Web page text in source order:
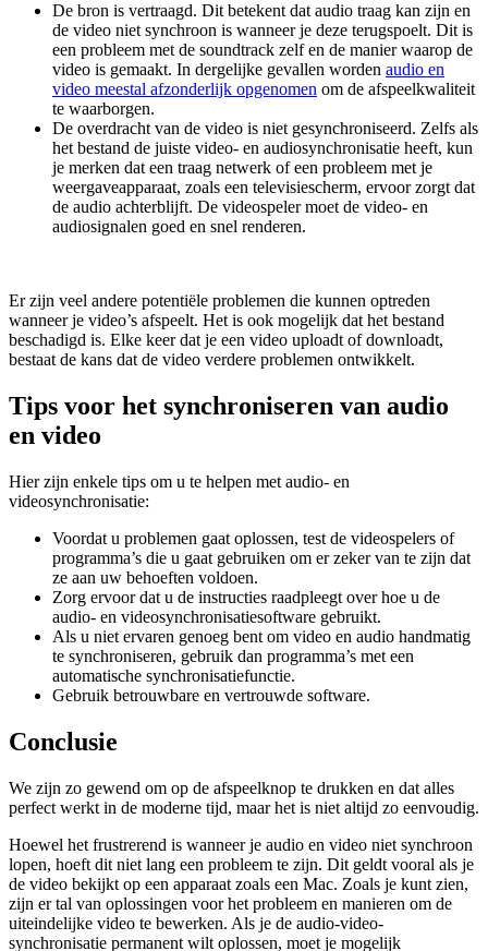
De bron is vertraagd. Dit betekent dat audio traag kan zijn en
de video niet synchroon is wanneer je deze terugspoelt. Dit is
een probleem met de soundtrack zelf en de manier waarop de
video is gemaakt. In dergelijke gevallen worden audio en
video meestal afzonderlijk opgenomen om de afspeelkwaliteit
te waarborgen.
De overdracht van de video is niet gesynchroniseerd. Zelfs als
het bestand de juiste video- en audiosynchronisatie heeft, kun
je merken dat een traag netwerk of een probleem met je
weergaveapparaat, zoals een televisiescherm, ervoor zorgt dat
de audio achterblijft. De videospeler moet de video- en
audiosignalen goed en snel renderen.
Er zijn veel andere potentiële problemen die kunnen optreden
wanneer je video’s afspeelt. Het is ook mogelijk dat het bestand
beschadigd is. Elke keer dat je een video uploadt of downloadt,
bestaat de kans dat de video verdere problemen ontwikkelt.
Tips voor het synchroniseren van audio
en video
Hier zijn enkele tips om u te helpen met audio- en
videosynchronisatie:
Voordat u problemen gaat oplossen, test de videospelers of
programma’s die u gaat gebruiken om er zeker van te zijn dat
ze aan uw behoeften voldoen.
Zorg ervoor dat u de instructies raadpleegt over hoe u de
audio- en videosynchronisatiesoftware gebruikt.
Als u niet ervaren genoeg bent om video en audio handmatig
te synchroniseren, gebruik dan programma’s met een
automatische synchronisatiefunctie.
Gebruik betrouwbare en vertrouwde software.
Conclusie
We zijn zo gewend om op de afspeelknop te drukken en dat alles
perfect werkt in de moderne tijd, maar het is niet altijd zo eenvoudig.
Hoewel het frustrerend is wanneer je audio en video niet synchroon
lopen, hoeft dit niet lang een probleem te zijn. Dit geldt vooral als je
de video bekijkt op een apparaat zoals een Mac. Zoals je kunt zien,
zijn er tal van oplossingen voor het probleem en manieren om de
uiteindelijke video te bewerken. Als je de audio-video-
synchronisatie permanent wilt oplossen, moet je mogelijk